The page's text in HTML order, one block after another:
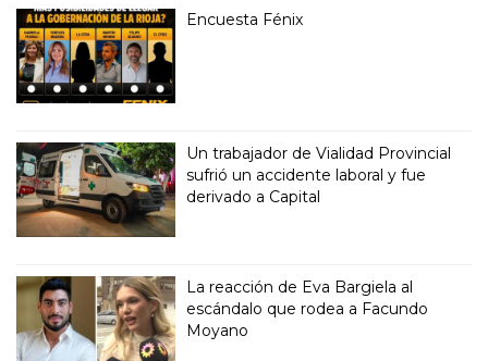
Encuesta Fénix
Un trabajador de Vialidad Provincial
sufrió un accidente laboral y fue
derivado a Capital
La reacción de Eva Bargiela al
escándalo que rodea a Facundo
Moyano